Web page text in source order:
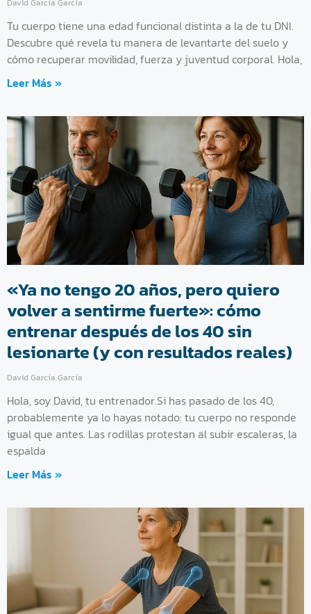
David García García
Tu cuerpo tiene una edad funcional distinta a la de tu DNI.
Descubre qué revela tu manera de levantarte del suelo y
cómo recuperar movilidad, fuerza y juventud corporal. Hola,
Leer Más »
«Ya no tengo 20 años, pero quiero
volver a sentirme fuerte»: cómo
entrenar después de los 40 sin
lesionarte (y con resultados reales)
David García García
Hola, soy David, tu entrenador.Si has pasado de los 40,
probablemente ya lo hayas notado: tu cuerpo no responde
igual que antes. Las rodillas protestan al subir escaleras, la
espalda
Leer Más »